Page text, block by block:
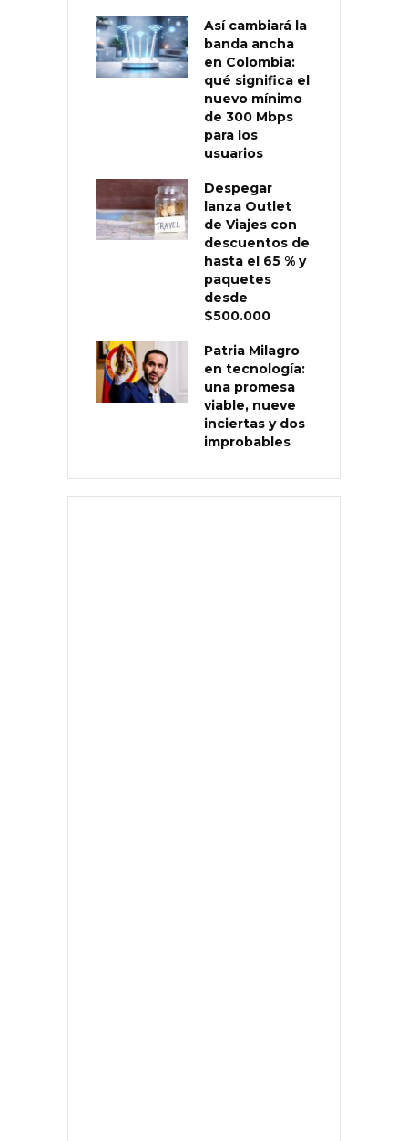
Así cambiará la
banda ancha
en Colombia:
qué significa el
nuevo mínimo
de 300 Mbps
para los
usuarios
Despegar
lanza Outlet
de Viajes con
descuentos de
hasta el 65 % y
paquetes
desde
$500.000
Patria Milagro
en tecnología:
una promesa
viable, nueve
inciertas y dos
improbables